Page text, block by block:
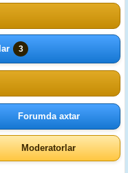
3
Forumda axtar
Moderatorlar